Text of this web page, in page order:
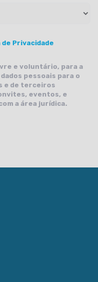
Privacidade
e voluntário, para a
pessoais para o
e de terceiros
eventos, e
a área jurídica.